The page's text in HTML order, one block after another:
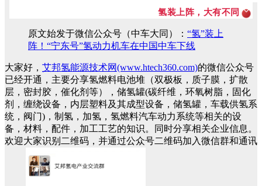
氢装上阵，大有不同
原文始发于微信公众号（中车大同）： “氢”装上
阵！“宁东号”氢动力机车在中国中车下线
大家好， 艾邦氢能源技术网(www.htech360.com)的微信公众号
已经开通，主要分享氢燃料电池堆（双极板，质子膜，扩散
层，密封胶，催化剂等），储氢罐(碳纤维，环氧树脂，固化
剂，缠绕设备，内层塑料及其成型设备，储氢罐，车载供氢系
统，阀门)，制氢，加氢，氢燃料汽车动力系统等相关的设
备，材料，配件，加工工艺的知识。同时分享相关企业信息。
欢迎大家识别二维码，并通过公众号二维码加入微信群和通讯